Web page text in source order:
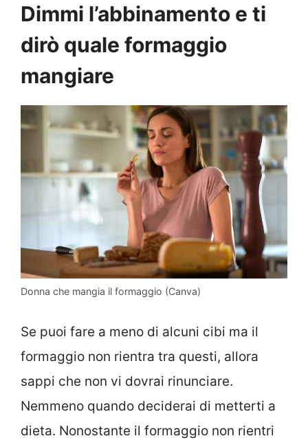
Dimmi l’abbinamento e ti
dirò quale formaggio
mangiare
Donna che mangia il formaggio (Canva)
Se puoi fare a meno di alcuni cibi ma il
formaggio non rientra tra questi, allora
sappi che non vi dovrai rinunciare.
Nemmeno quando deciderai di metterti a
dieta. Nonostante il formaggio non rientri